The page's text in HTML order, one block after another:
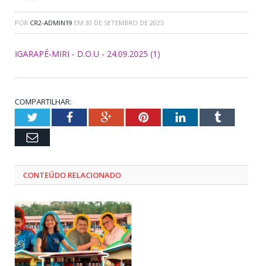
POR CR2-ADMIN19 EM 30 DE SETEMBRO DE 2025
IGARAPÉ-MIRI - D.O.U - 24.09.2025 (1)
COMPARTILHAR:
TwitterFacebookGoogle+PinterestLinkedInTumblr
Email
CONTEÚDO RELACIONADO